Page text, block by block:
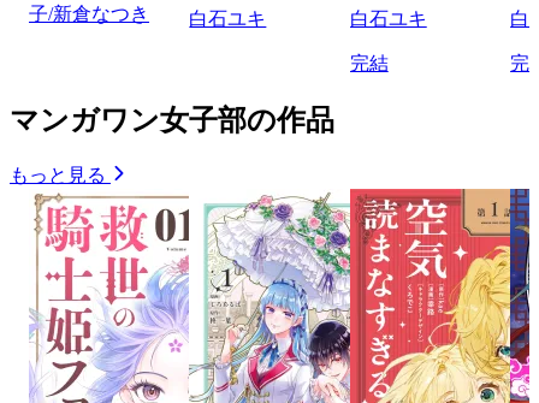
子/新倉なつき
白石ユキ 白石ユキ
完結
白
完
マンガワン女子部の作品
もっと見る